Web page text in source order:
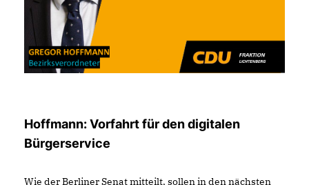
Hoffmann: Vorfahrt für den digitalen
Bürgerservice
Wie der Berliner Senat mitteilt, sollen in den nächsten